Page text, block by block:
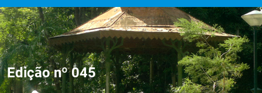
Edição nº 045